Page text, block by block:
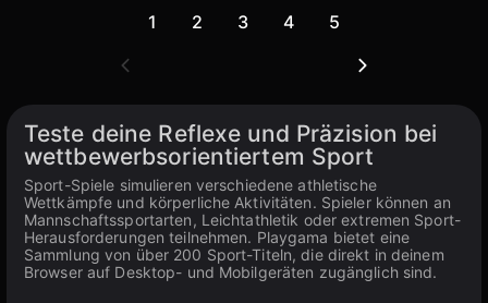
1 2 3 4 5
Teste deine Reflexe und Präzision bei
wettbewerbsorientiertem Sport
Sport-Spiele simulieren verschiedene athletische
Wettkämpfe und körperliche Aktivitäten. Spieler können an
Mannschaftssportarten, Leichtathletik oder extremen Sport-
Herausforderungen teilnehmen. Playgama bietet eine
Sammlung von über 200 Sport-Titeln, die direkt in deinem
Browser auf Desktop- und Mobilgeräten zugänglich sind.